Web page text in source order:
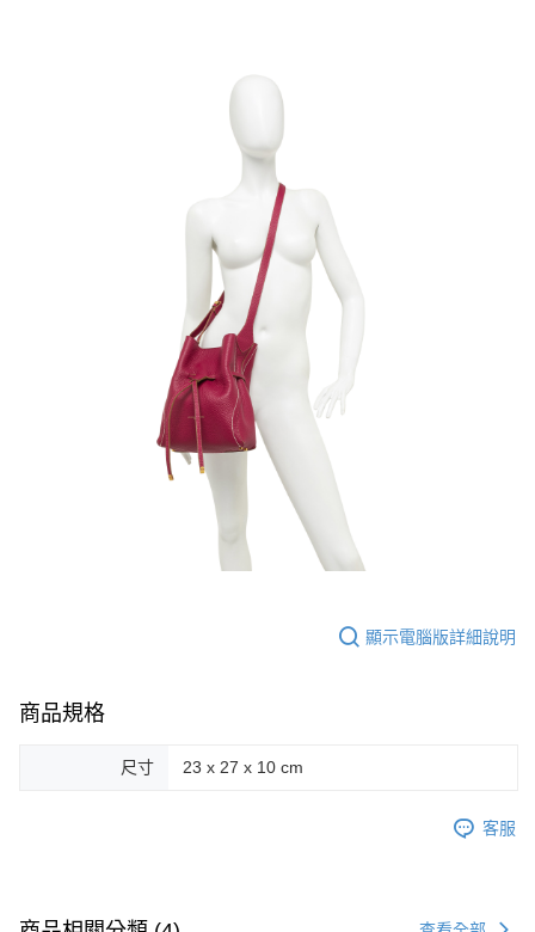
顯示電腦版詳細說明
商品規格
尺寸 23 x 27 x 10 cm
客服